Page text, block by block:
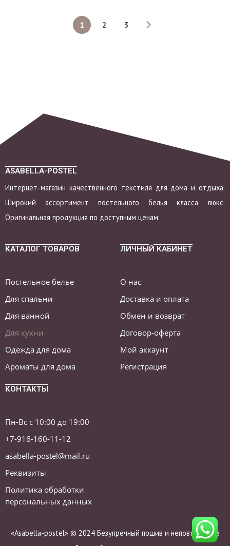
1 2 3
ASABELLA-POSTEL
Интернет-магазин качественного текстиля для дома и отдыха.
Широкий ассортимент постельного белья класса люкс.
Оригинальная продукция по доступным ценам.
КАТАЛОГ ТОВАРОВ
Постельное белье
Для спальни
Для ванной
Для кухни
Одежда для дома
Ароматы для дома
ЛИЧНЫЙ КАБИНЕТ
О нас
Доставка и оплата
Обмен и возврат
Договор-оферта
Мой аккаунт
Регистрация
КОНТАКТЫ
Пн-Вс с 10:00 до 19:00
+7-916-160-11-12
asabella-postel@mail.ru
Реквизиты
Политика обработки
персональных данных
«Asabella-postel» © 2024 Безупречный пошив и неповторимые